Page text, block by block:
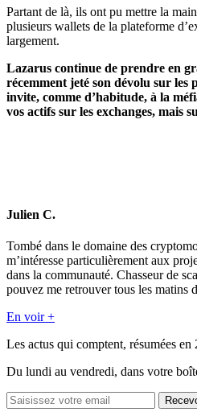
Partant de là, ils ont pu mettre la
plusieurs wallets de la plateforme
largement.
Lazarus continue de prendre en
récemment jeté son dévolu sur les
invite, comme d’habitude, à la
vos actifs sur les exchanges, mais
Julien C.
Tombé dans le domaine des
m’intéresse particulièrement aux
dans la communauté. Chasseur de
pouvez me retrouver tous les matins
En voir +
Les actus qui comptent, résumées en
Du lundi au vendredi, dans votre